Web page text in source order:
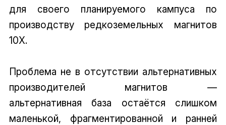
для своего планируемого кампуса по
производству редкоземельных магнитов
10X.
Проблема не в отсутствии альтернативных
производителей магнитов —
альтернативная база остаётся слишком
маленькой, фрагментированной и ранней